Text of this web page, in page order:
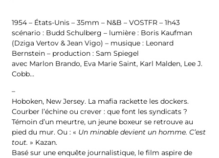
1954 – États-Unis – 35mm – N&B – VOSTFR – 1h43
scénario : Budd Schulberg – lumière : Boris Kaufman
(Dziga Vertov & Jean Vigo) – musique : Leonard
Bernstein – production : Sam Spiegel
avec Marlon Brando, Eva Marie Saint, Karl Malden, Lee J.
Cobb…
–
Hoboken, New Jersey. La mafia rackette les dockers.
Courber l’échine ou crever : que font les syndicats ?
Témoin d’un meurtre, un jeune boxeur se retrouve au
pied du mur. Ou : « Un minable devient un homme. C’est
tout. » Kazan.
Basé sur une enquête journalistique, le film aspire de